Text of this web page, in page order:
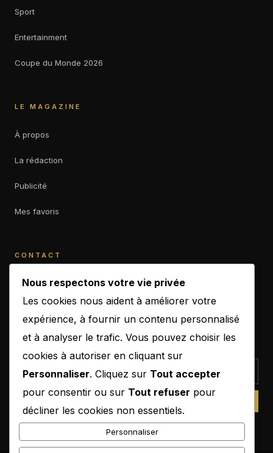
Sport
Entertainment
Coupe du Monde 2026
LE MAGAZINE
À propos
La rédaction
Publicité
Mes favoris
CONTACT
contact@b-empiremagazine.com
NEWSLETTER
Nous respectons votre vie privée
Les cookies nous aident à améliorer votre
expérience, à fournir un contenu personnalisé
et à analyser le trafic. Vous pouvez choisir les
cookies à autoriser en cliquant sur
Personnaliser. Cliquez sur Tout accepter
pour consentir ou sur Tout refuser pour
décliner les cookies non essentiels.
Personnaliser